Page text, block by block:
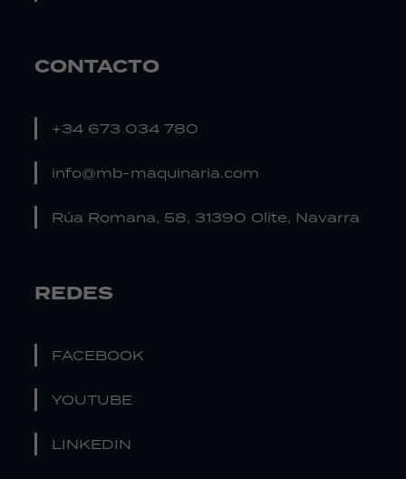
CONTACTO
+34 673 034 780
info@mb-maquinaria.com
Rúa Romana, 58, 31390 Olite, Navarra
REDES
FACEBOOK
YOUTUBE
LINKEDIN